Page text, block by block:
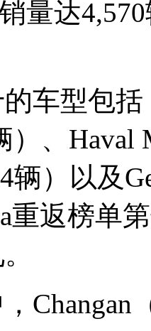
量达
车型包括
）、Haval
辆）以及
重返榜单
Changan